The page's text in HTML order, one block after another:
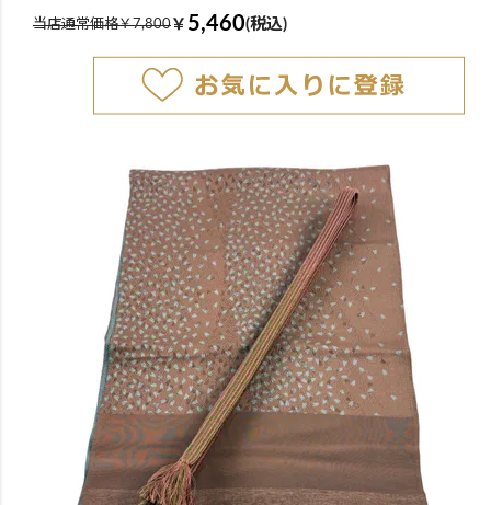
当店通常価格￥7,800￥ 5,460(税込)